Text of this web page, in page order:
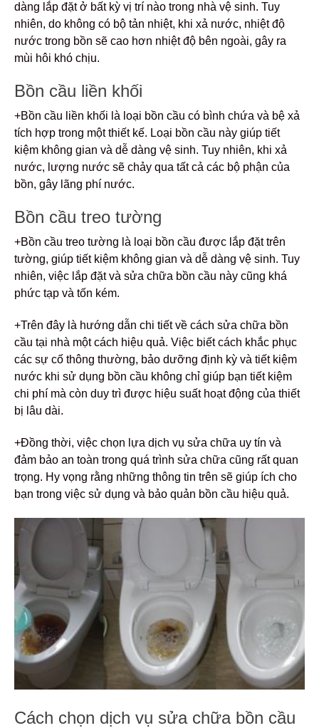
dàng lắp đặt ở bất kỳ vị trí nào trong nhà vệ sinh. Tuy
nhiên, do không có bộ tản nhiệt, khi xả nước, nhiệt độ
nước trong bồn sẽ cao hơn nhiệt độ bên ngoài, gây ra
mùi hôi khó chịu.
Bồn cầu liền khối
+Bồn cầu liền khối là loại bồn cầu có bình chứa và bệ xả
tích hợp trong một thiết kế. Loại bồn cầu này giúp tiết
kiệm không gian và dễ dàng vệ sinh. Tuy nhiên, khi xả
nước, lượng nước sẽ chảy qua tất cả các bộ phận của
bồn, gây lãng phí nước.
Bồn cầu treo tường
+Bồn cầu treo tường là loại bồn cầu được lắp đặt trên
tường, giúp tiết kiệm không gian và dễ dàng vệ sinh. Tuy
nhiên, việc lắp đặt và sửa chữa bồn cầu này cũng khá
phức tạp và tốn kém.
+Trên đây là hướng dẫn chi tiết về cách sửa chữa bồn
cầu tại nhà một cách hiệu quả. Việc biết cách khắc phục
các sự cố thông thường, bảo dưỡng định kỳ và tiết kiệm
nước khi sử dụng bồn cầu không chỉ giúp bạn tiết kiệm
chi phí mà còn duy trì được hiệu suất hoạt động của thiết
bị lâu dài.
+Đồng thời, việc chọn lựa dịch vụ sửa chữa uy tín và
đảm bảo an toàn trong quá trình sửa chữa cũng rất quan
trọng. Hy vọng rằng những thông tin trên sẽ giúp ích cho
bạn trong việc sử dụng và bảo quản bồn cầu hiệu quả.
Cách chọn dịch vụ sửa chữa bồn cầu